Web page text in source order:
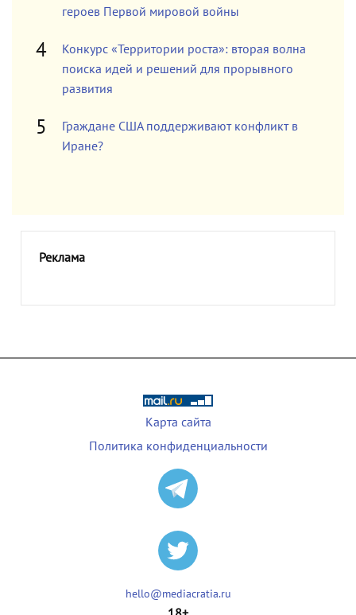
героев Первой мировой войны
Конкурс «Территории роста»: вторая волна
поиска идей и решений для прорывного
развития
Граждане США поддерживают конфликт в
Иране?
Реклама
Карта сайта
Политика конфиденциальности
hello@mediacratia.ru